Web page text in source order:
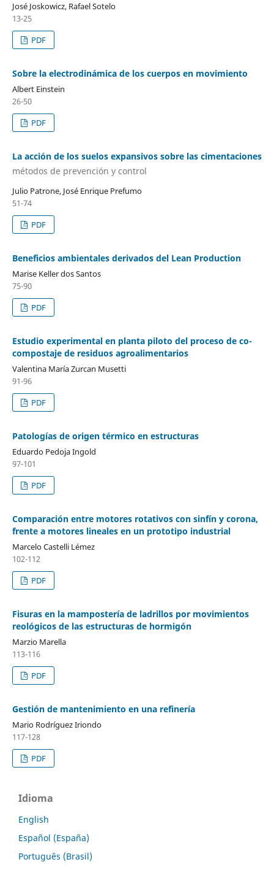
José Joskowicz, Rafael Sotelo
13-25
PDF
Sobre la electrodinámica de los cuerpos en movimiento
Albert Einstein
26-50
PDF
La acción de los suelos expansivos sobre las cimentaciones
métodos de prevención y control
Julio Patrone, José Enrique Prefumo
51-74
PDF
Beneficios ambientales derivados del Lean Production
Marise Keller dos Santos
75-90
PDF
Estudio experimental en planta piloto del proceso de co-
compostaje de residuos agroalimentarios
Valentina María Zurcan Musetti
91-96
PDF
Patologías de origen térmico en estructuras
Eduardo Pedoja Ingold
97-101
PDF
Comparación entre motores rotativos con sinfín y corona,
frente a motores lineales en un prototipo industrial
Marcelo Castelli Lémez
102-112
PDF
Fisuras en la mampostería de ladrillos por movimientos
reológicos de las estructuras de hormigón
Marzio Marella
113-116
PDF
Gestión de mantenimiento en una refinería
Mario Rodríguez Iriondo
117-128
PDF
Idioma
English
Español (España)
Português (Brasil)